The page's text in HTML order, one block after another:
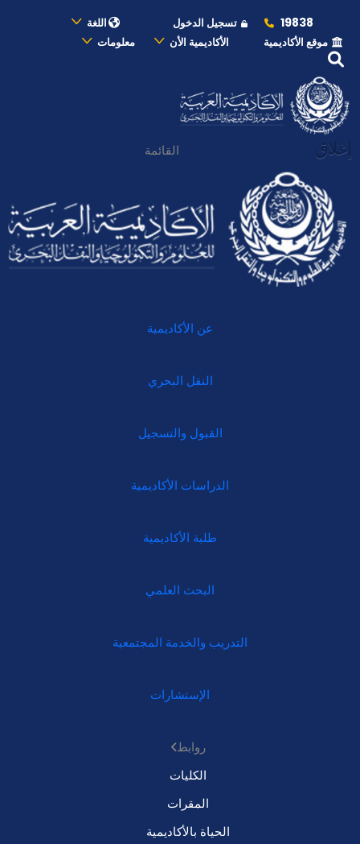
19838 تسجيل الدخول
اللغة
موقع الأكاديمية
الأكاديمية الأن معلومات
إغلاق القائمة
عن الأكاديمية
النقل البحري
القبول والتسجيل
الدراسات الأكاديمية
طلبة الأكاديمية
البحث العلمي
التدريب والخدمة المجتمعية
الإستشارات
روابط
الكليات
المقرات
الحياة بالأكاديمية